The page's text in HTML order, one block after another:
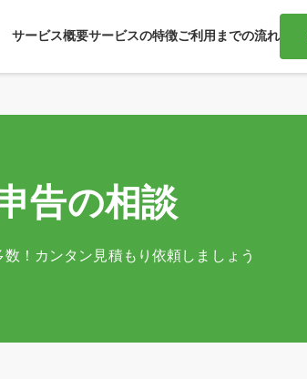
サービス概要サービスの特徴ご利用までの流れ
告の相談
！ カンタン見積もり依頼しましょう